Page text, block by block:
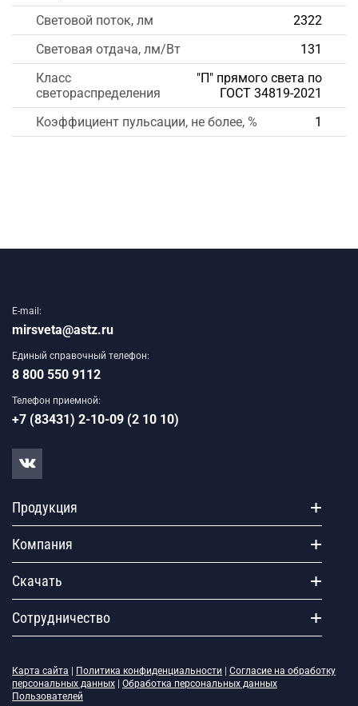
Световой поток, лм
2322
Световая отдача, лм/Вт
131
Класс
светораспределения
"П" прямого света по
ГОСТ 34819-2021
Коэффициент пульсации, не более, %
1
E-mail:
mirsveta@astz.ru
Единый справочный телефон:
8 800 550 9112
Телефон приемной:
+7 (83431) 2-10-09 (2 10 10)
Продукция
Компания
Скачать
Сотрудничество
Карта сайта Политика конфиденциальности
Согласие на обработку
персональных данных
Обработка персональных данных
Пользователей